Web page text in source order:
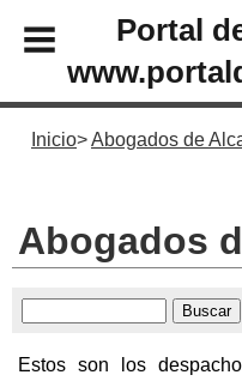
Portal
Inicio Abogados de
Abogados
Estos son los